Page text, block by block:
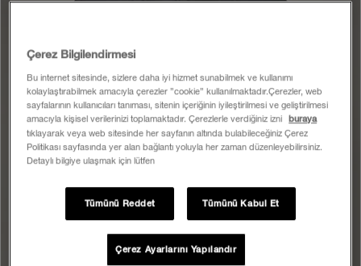
Çerez Bilgilendirmesi
Bu internet sitesinde, sizlere daha iyi hizmet sunabilmek ve kullanımı
kolaylaştırabilmek amacıyla çerezler ”cookie” kullanılmaktadır.Çerezler, web
sayfalarının kullanıcıları tanıması, sitenin içeriğinin iyileştirilmesi ve geliştirilmesi
amacıyla kişisel verilerinizi toplamaktadır. Çerezlerle verdiğiniz izni
buraya
tıklayarak veya web sitesinde her sayfanın altında bulabileceğiniz Çerez
Politikası sayfasında yer alan bağlantı yoluyla her zaman düzenleyebilirsiniz.
Detaylı bilgiye ulaşmak için lütfen
Tümünü Reddet Tümünü Kabul Et
Çerez Ayarlarını Yapılandır